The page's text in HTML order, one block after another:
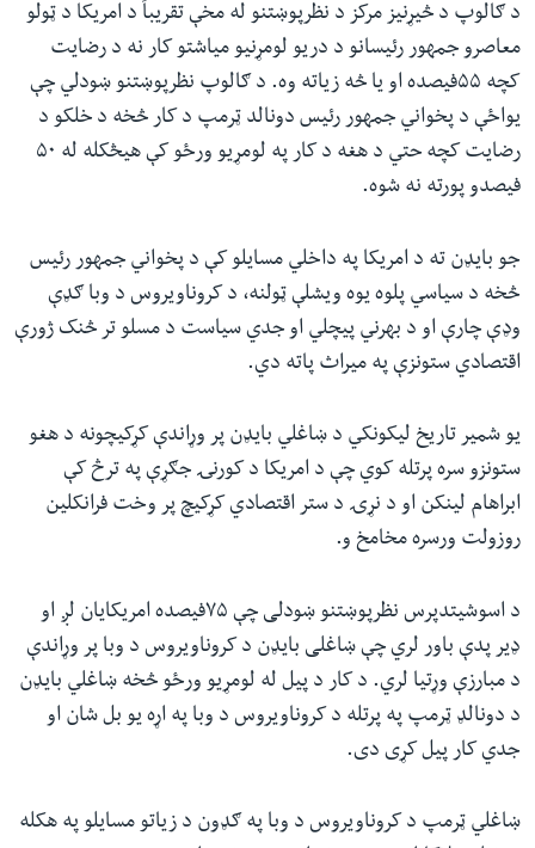
د ګالوپ د څیړنیز مرکز د نظرپوښتنو له مخې تقریباً د امریکا د ټولو
معاصرو جمهور رئیسانو د دریو لومړنیو میاشتو کار نه د رضایت
کچه ۵۵فیصده او یا څه زیاته وه. د ګالوپ نظرپوښتنو ښودلي چې
یواځې د پخواني جمهور رئیس دونالد ټرمپ د کار څخه د خلکو د
رضایت کچه حتي د هغه د کار په لومړیو ورځو کې هیڅکله له ۵۰
فیصدو پورته نه شوه.
جو بایډن ته د امریکا په داخلي مسایلو کې د پخواني جمهور رئیس
څخه د سیاسي پلوه یوه ویشلې ټولنه، د کروناویروس د وبا ګډې
وډې چارې او د بهرني پیچلي او جدي سیاست د مسلو تر څنک ژورې
اقتصادي ستونزې په میراث پاته دي.
یو شمیر تاریخ‌ لیکونکي د ښاغلي بایډن پر وړاندې کړکیچونه د هغو
ستونزو سره پرتله کوي چې د امریکا د کورنۍ جګړې په ترڅ کې
ابراهام لینکن او د نړۍ د ستر اقتصادي کړکیچ پر وخت فرانکلین
روزولت ورسره مخامخ و.
د اسوشیتدپرس نظرپوښتنو ښودلی چې ۷۵فیصده امریکایان لږ او
ډیر پدې باور لري چې ښاغلی بایډن د کروناویروس د وبا پر وړاندې
د مبارزې وړتیا لري. د کار د پیل له لومړیو ورځو څخه ښاغلي بایډن
د دونالډ ټرمپ په پرتله د کروناویروس د وبا په اړه یو بل شان او
جدي کار پیل کړی دی.
ښاغلي ټرمپ د کروناویروس د وبا په ګډون د زیاتو مسایلو په هکله